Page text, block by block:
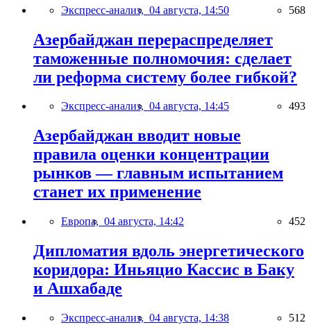
Экспресс-анализ, 04 августа, 14:50 568
Азербайджан перераспределяет
таможенные полномочия: сделает
ли реформа систему более гибкой?
Экспресс-анализ, 04 августа, 14:45 493
Азербайджан вводит новые
правила оценки концентрации
рынков — главным испытанием
станет их применение
Европа, 04 августа, 14:42 452
Дипломатия вдоль энергетического
коридора: Иньяцио Кассис в Баку
и Ашхабаде
Экспресс-анализ, 04 августа, 14:38 512